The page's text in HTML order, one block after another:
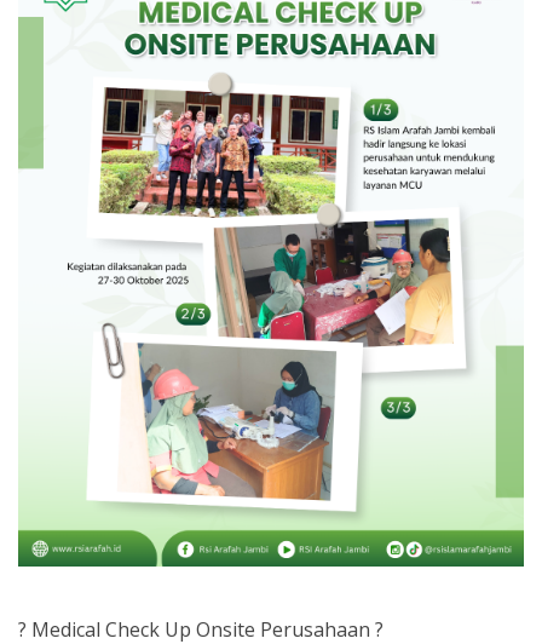
? Medical Check Up Onsite Perusahaan ?